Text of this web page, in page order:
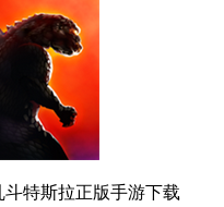
斗特斯拉正版手游下载